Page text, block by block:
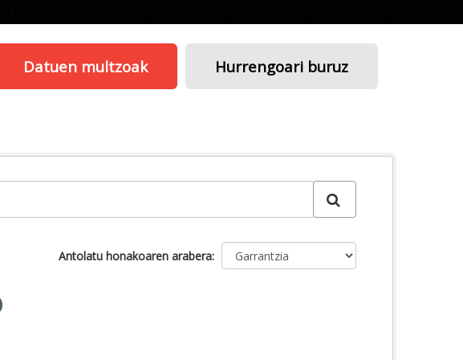
Datuen multzoak Hurrengoari buruz
Antolatu honakoaren arabera